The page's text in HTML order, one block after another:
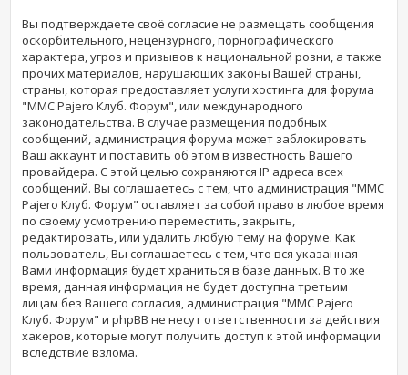
Вы подтверждаете своё согласие не размещать сообщения
оскорбительного, нецензурного, порнографического
характера, угроз и призывов к национальной розни, а также
прочих материалов, нарушаюших законы Вашей страны,
страны, которая предоставляет услуги хостинга для форума
"MMC Pajero Клуб. Форум", или международного
законодательства. В случае размещения подобных
сообщений, администрация форума может заблокировать
Ваш аккаунт и поставить об этом в известность Вашего
провайдера. С этой целью сохраняются IP адреса всех
сообщений. Вы соглашаетесь с тем, что администрация "MMC
Pajero Клуб. Форум" оставляет за собой право в любое время
по своему усмотрению переместить, закрыть,
редактировать, или удалить любую тему на форуме. Как
пользователь, Вы соглашаетесь с тем, что вся указанная
Вами информация будет храниться в базе данных. В то же
время, данная информация не будет доступна третьим
лицам без Вашего согласия, администрация "MMC Pajero
Клуб. Форум" и phpBB не несут ответственности за действия
хакеров, которые могут получить доступ к этой информации
вследствие взлома.